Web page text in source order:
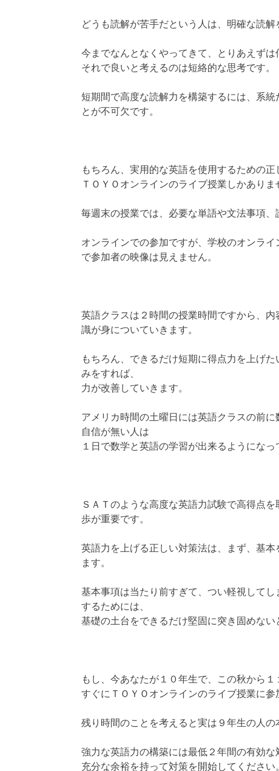
どうも読解が苦手だという人は、明確な読解
今までなんとなくやってきて、とりあえずは
それで良いと考えるのは短絡的な思考です。
短期間で高度な読解力を構築するには、系
とが不可欠です。
もちろん、実用的な英語を使用するための正
ＴＯＹＯオンラインのライブ授業しかありま
毎週末の授業では、必要な単語や文法事項、
オンラインでの参加ですが、学校のオンラ
で参加者の映像は見えません。
英語クラスは２時間の授業時間ですから、
識が身についていきます。
もちろん、できるだけ短期に得点力を上げ
みをすれば、
力が改善していきます。
アメリカ時間の土曜日には英語クラスの前
自信が無い人は
１日で数学と英語の学習が出来るようになっ
ＳＡＴのような高度な英語力試験で高得点
歩が重要です。
英語力を上げる正しい対策法は、まず、基
ます。
基本事項は当たり前すぎて、つい軽視して
するためには、
基礎の土台をできるだけ堅固に突き固めない
もし、今あなたが１０年生で、この秋から１
すぐにＴＯＹＯオンラインのライブ授業に参
残り時間のことを考えると実は９年生の人の
強力な英語力の構築には最低２年間の有効な
充分な余裕を持って対策を開始してください